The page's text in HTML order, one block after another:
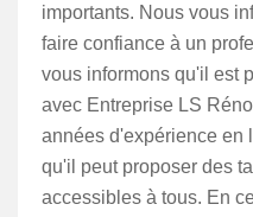
importants. Nous vous
faire confiance à un
vous informons qu'il est
avec Entreprise LS
années d'expérience en
qu'il peut proposer des
accessibles à tous. En